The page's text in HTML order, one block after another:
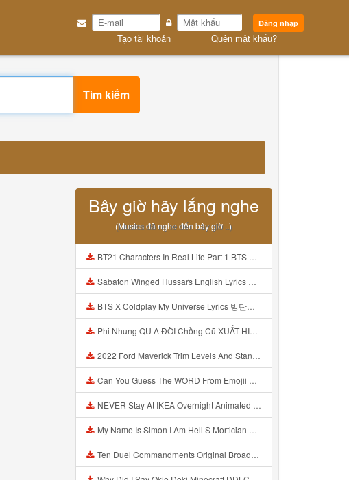
Đăng nhập
Tạo tài khoản Quên mật khẩu?
Tìm kiếm
Bây giờ hãy lắng nghe
(Musics đã nghe đến bây giờ ..)
BT21 Characters In Real Life Part 1 BTS AND BT21 방탄소년단 BT21 BT21아가들은 아빠조아 따라쟁이들 BTS Vs BT21 Mp3
Sabaton Winged Hussars English Lyrics Mp3
BTS X Coldplay My Universe Lyrics 방탄소년단 콜드플레이 My Universe 가사 Color Coded Lyrics Han Rom Eng Mp3
Phi Nhung QU A ĐỜI Chồng Cũ XUẤT HIỆN Khóc Hối Hận Vì Làm Điều KHỦNG KHIẾP Với Cô Mp3
2022 Ford Maverick Trim Levels And Standard Features Explained Mp3
Can You Guess The WORD From Emojii COMPOUND WORD EMOJII CHALLENGE 90 PEOPLE FAIL Guess Mp3
NEVER Stay At IKEA Overnight Animated SCP 3008 Horror Story Mp3
My Name Is Simon I Am Hell S Mortician And I Am Going To Kill God Creepypasta Mp3
Ten Duel Commandments Original Broadway Cast Of Hamilton Lyrics Mp3